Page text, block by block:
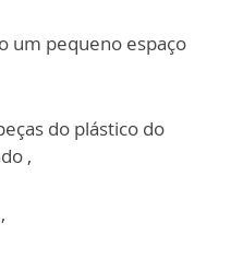
um pequeno espaço
do plástico do
,